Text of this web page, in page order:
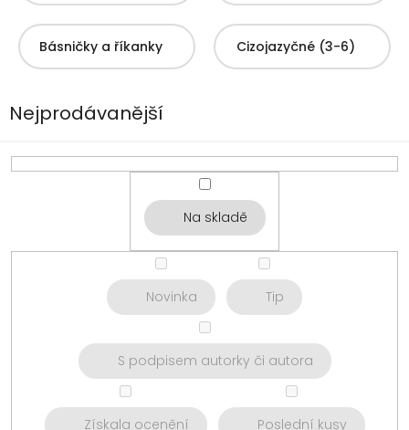
Básničky a říkanky Cizojazyčné (3-6)
Nejprodávanější
Na skladě
Novinka Tip
S podpisem autorky či autora
Získala ocenění Poslední kusy